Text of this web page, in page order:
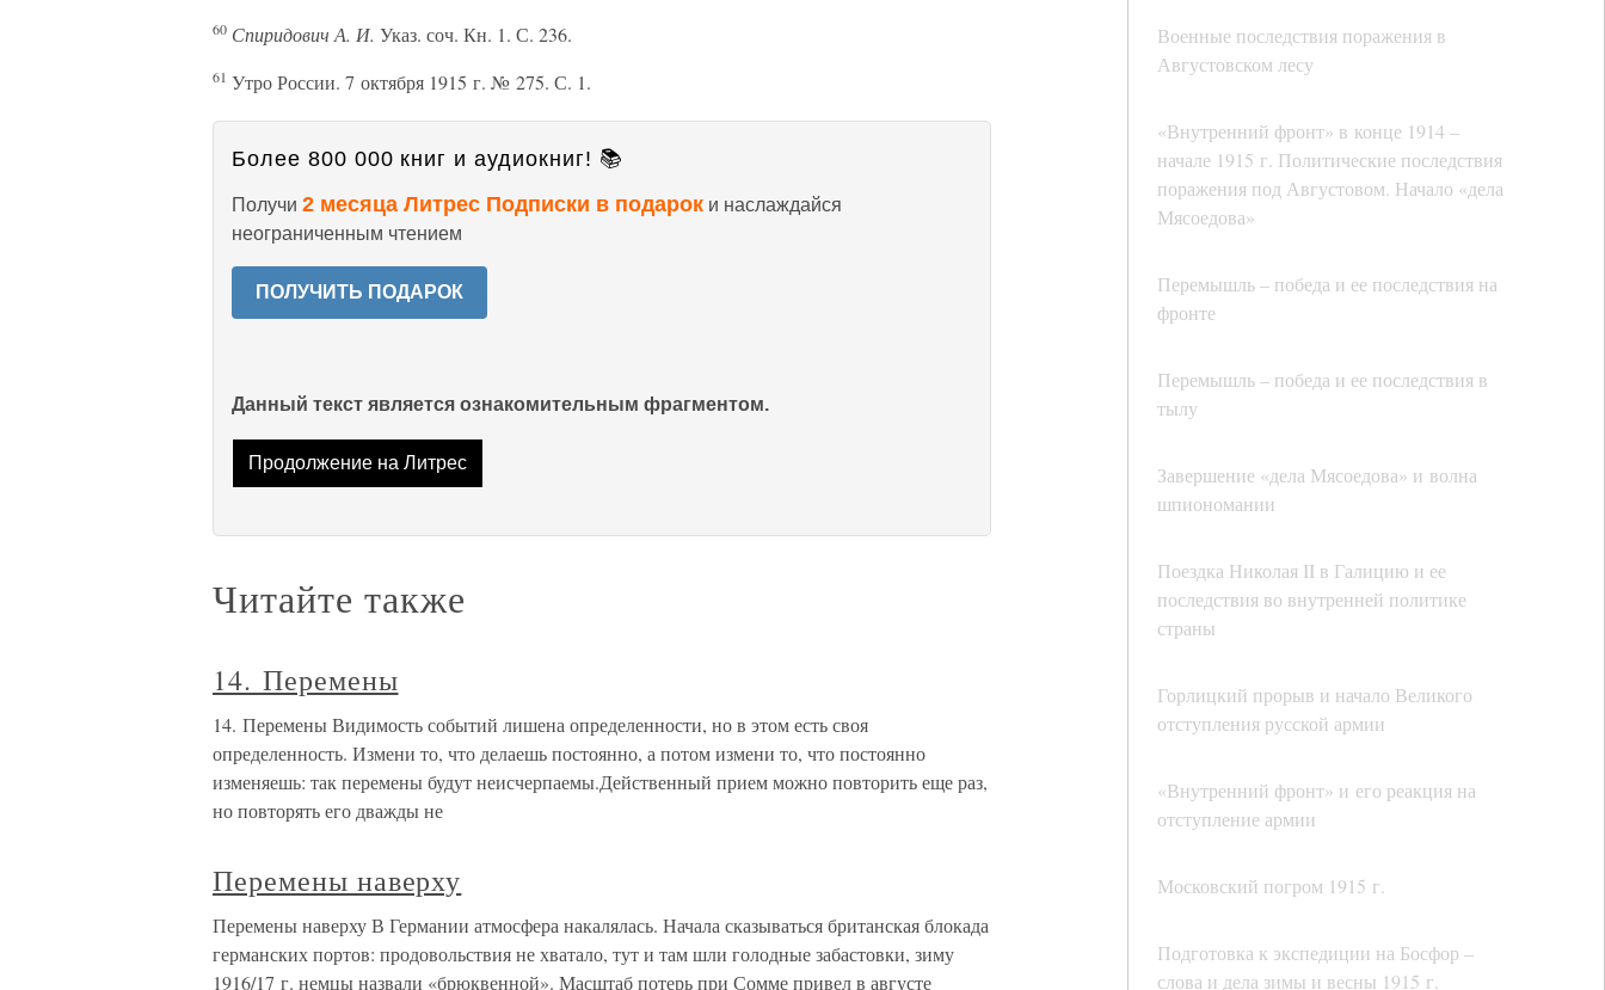
Военные последствия поражения в
Августовском лесу
«Внутренний фронт» в конце 1914 –
начале 1915 г. Политические последствия
поражения под Августовом. Начало «дела
Мясоедова»
Перемышль – победа и ее последствия на
фронте
Перемышль – победа и ее последствия в
тылу
Завершение «дела Мясоедова» и волна
шпиономании
Поездка Николая II в Галицию и ее
последствия во внутренней политике
страны
Горлицкий прорыв и начало Великого
отступления русской армии
«Внутренний фронт» и его реакция на
отступление армии
Московский погром 1915 г.
Подготовка к экспедиции на Босфор –
слова и дела зимы и весны 1915 г.
60 Спиридович А. И. Указ. соч. Кн. 1. С. 236.
61 Утро России. 7 октября 1915 г. № 275. С. 1.
Более 800 000 книг и аудиокниг! 📚
Получи 2 месяца Литрес Подписки в подарок и наслаждайся
неограниченным чтением
ПОЛУЧИТЬ ПОДАРОК
Данный текст является ознакомительным фрагментом.
Продолжение на Литрес
Читайте также
14. Перемены
14. Перемены Видимость событий лишена определенности, но в этом есть своя
определенность. Измени то, что делаешь постоянно, а потом измени то, что постоянно
изменяешь: так перемены будут неисчерпаемы.Действенный прием можно повторить еще раз,
но повторять его дважды не
Перемены наверху
Перемены наверху В Германии атмосфера накалялась. Начала сказываться британская блокада
германских портов: продовольствия не хватало, тут и там шли голодные забастовки, зиму
1916/17 г. немцы назвали «брюквенной». Масштаб потерь при Сомме привел в августе